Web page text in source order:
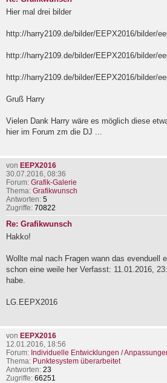
Hier mal drei bilder
http://harry2109.de/bilder/EEPX2016/bilder/
http://harry2109.de/bilder/EEPX2016/bilder/
http://harry2109.de/bilder/EEPX2016/bilder/
Gruß Harry
Vielen Dank Harry wäre es möglich diese
hier im Forum zm die DJ ...
von EEPX2016
30.07.2016, 08:36
Forum: Grafik-Galerie
Thema: Grafikwunsch
Antworten: 5
Zugriffe: 70822
Re: Grafikwunsch
Hakko!
Wollte mal nach Fragen wann das evenduell
schon eine weile her Verfasst: 11.01.2016,
habe.
LG.EEPX2016
von EEPX2016
12.01.2016, 18:56
Forum: Individuelle Entwicklungen /
Thema: Punktesystem überarbeitet
Antworten: 23
Zugriffe: 66251